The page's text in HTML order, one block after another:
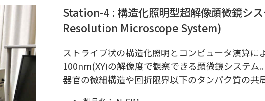
Station-4 : 構造化照明型超解像顕微鏡
Resolution Microscope System)
ストライプ状の構造化照明とコンピュータ演算
100nm(XY)の解像度で観察できる顕微鏡システ
器官の微細構造や回折限界以下のタンパク質の共